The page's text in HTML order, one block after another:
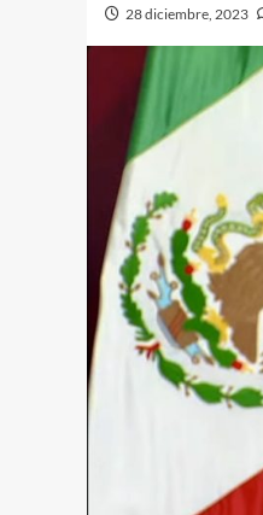
28 diciembre, 2023